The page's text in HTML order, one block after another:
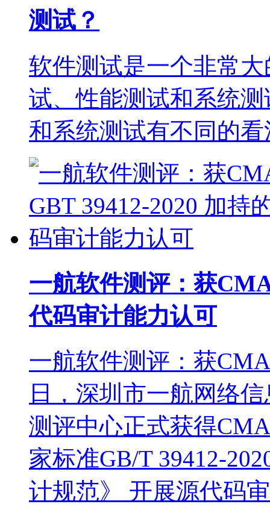
测试？
软件测试是一个非常
试、性能测试和系统
和系统测试有不同的看
一航软件测评：获
代码审计能力认可
一航软件测评：获
日，深圳市一航网络
测评中心正式获得
家标准GB/T 39412-
计规范》 开展源代码